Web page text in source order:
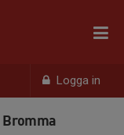
Logga in
Bromma